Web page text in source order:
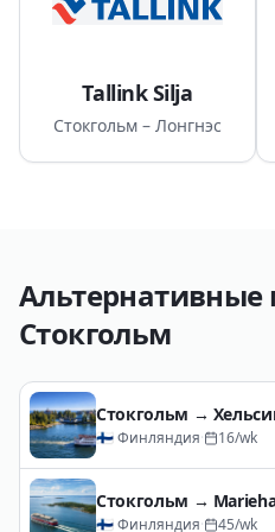
среднем достигает98% в
Tallink Silja
Стокгольм – Лонгнэс
Стокгольм
Стокгольм →
🇫🇮Финляндия· 16/wk
Стокгольм →
🇫🇮Финляндия· 45/wk